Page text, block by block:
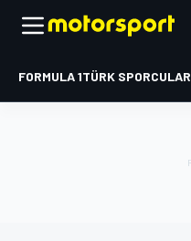
FORMULA 1TÜRK SPORCULAR